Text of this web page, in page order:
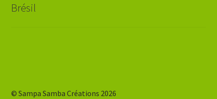
Brésil
© Sampa Samba Créations 2026